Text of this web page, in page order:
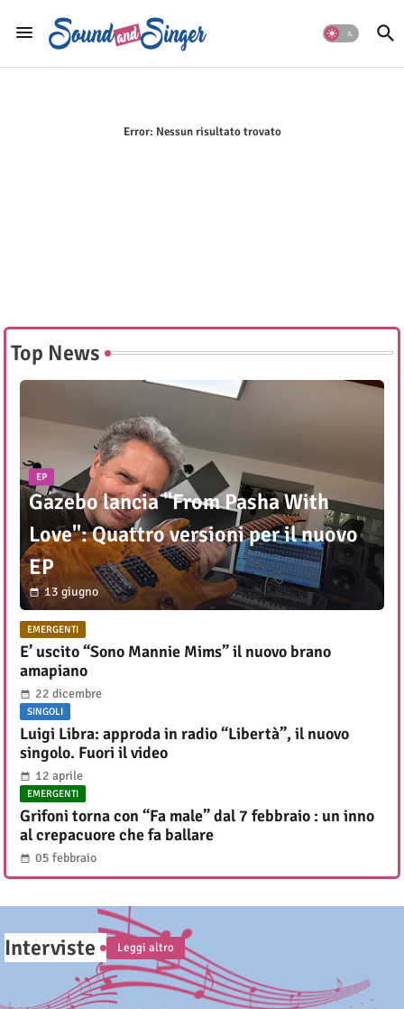
Error: Nessun risultato trovato
Top News
EP
Gazebo lancia "From Pasha With
Love": Quattro versioni per il nuovo
EP
13 giugno
EMERGENTI
E’ uscito “Sono Mannie Mims” il nuovo brano
amapiano
22 dicembre
SINGOLI
Luigi Libra: approda in radio “Libertà”, il nuovo
singolo. Fuori il video
12 aprile
EMERGENTI
Grifoni torna con “Fa male” dal 7 febbraio : un inno
al crepacuore che fa ballare
05 febbraio
Interviste Leggi altro